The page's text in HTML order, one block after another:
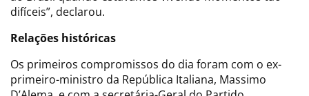
difíceis”, declarou.
Relações históricas
Os primeiros compromissos do dia foram com o ex-
primeiro-ministro da República Italiana, Massimo